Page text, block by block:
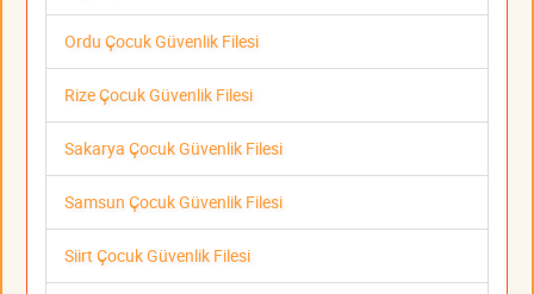
Ordu Çocuk Güvenlik Filesi
Rize Çocuk Güvenlik Filesi
Sakarya Çocuk Güvenlik Filesi
Samsun Çocuk Güvenlik Filesi
Siirt Çocuk Güvenlik Filesi